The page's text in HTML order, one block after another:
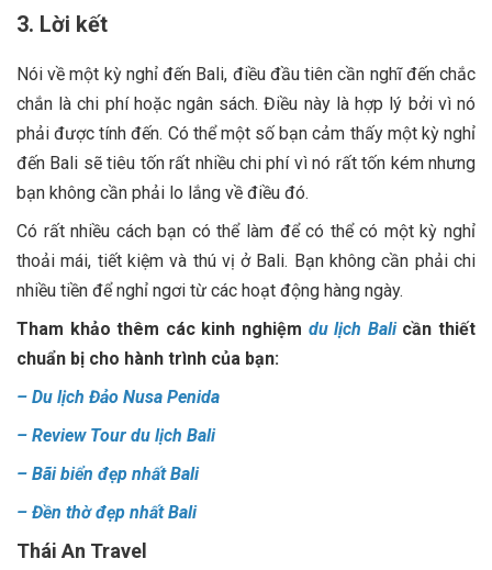
3. Lời kết
Nói về một kỳ nghỉ đến Bali, điều đầu tiên cần nghĩ đến chắc
chắn là chi phí hoặc ngân sách. Điều này là hợp lý bởi vì nó
phải được tính đến. Có thể một số bạn cảm thấy một kỳ nghỉ
đến Bali sẽ tiêu tốn rất nhiều chi phí vì nó rất tốn kém nhưng
bạn không cần phải lo lắng về điều đó.
Có rất nhiều cách bạn có thể làm để có thể có một kỳ nghỉ
thoải mái, tiết kiệm và thú vị ở Bali. Bạn không cần phải chi
nhiều tiền để nghỉ ngơi từ các hoạt động hàng ngày.
Tham khảo thêm các kinh nghiệm du lịch Balicần thiết
chuẩn bị cho hành trình của bạn:
– Du lịch Đảo Nusa Penida
– Review Tour du lịch Bali
– Bãi biển đẹp nhất Bali
– Đền thờ đẹp nhất Bali
Thái An Travel